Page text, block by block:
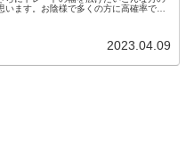
います。お陰様で多くの方に高確率で簡
2023.04.09